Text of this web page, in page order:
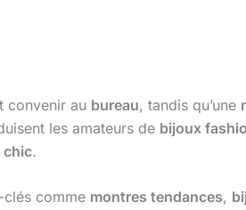
convenir au bureau, tandis qu’une
les amateurs de bijoux
chic.
comme montres tendances,